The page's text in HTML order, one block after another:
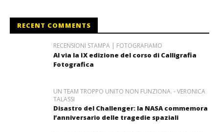
RECENT COMMENTS
RECENSIONI STAMPA | FOTOGRAFIAMO
Al via la IX edizione del corso di Calligrafia
Fotografica
UN TEAM TROPPO UNITO NON FUNZIONA. - VERONICA
TALASSI
Disastro del Challenger: la NASA commemora
l’anniversario delle tragedie spaziali